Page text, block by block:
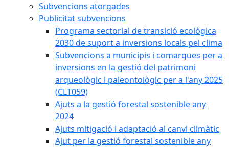
Subvencions atorgades
Publicitat subvencions
Programa sectorial de transició ecològica
2030 de suport a inversions locals pel clima
Subvencions a municipis i comarques per a
inversions en la gestió del patrimoni
arqueològic i paleontològic per a l'any 2025
(CLT059)
Ajuts a la gestió forestal sostenible any
2024
Ajuts mitigació i adaptació al canvi climàtic
Ajut per la gestió forestal sostenible any